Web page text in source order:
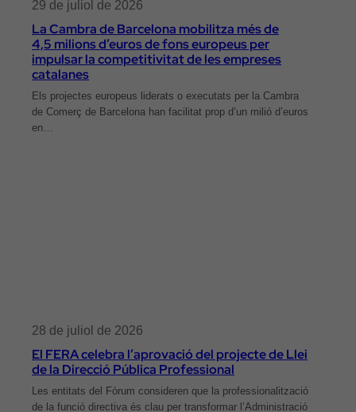
29 de juliol de 2026
La Cambra de Barcelona mobilitza més de
4,5 milions d’euros de fons europeus per
impulsar la competitivitat de les empreses
catalanes
Els projectes europeus liderats o executats per la Cambra
de Comerç de Barcelona han facilitat prop d’un milió d’euros
en…
28 de juliol de 2026
El FERA celebra l’aprovació del projecte de Llei
de la Direcció Pública Professional
Les entitats del Fòrum consideren que la professionalització
de la funció directiva és clau per transformar l’Administració